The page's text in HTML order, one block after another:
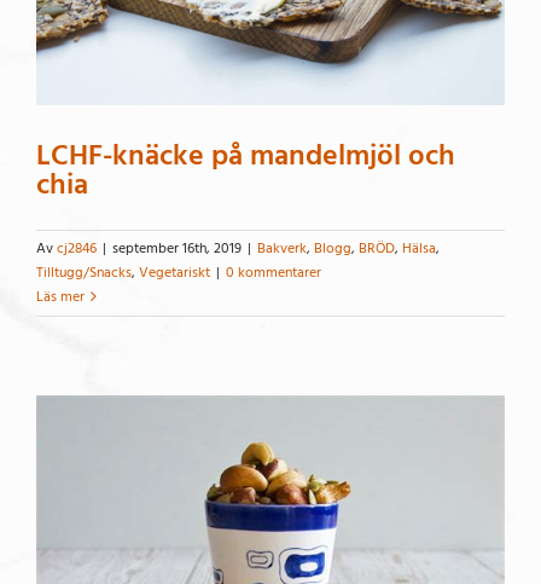
LCHF-knäcke på mandelmjöl och
chia
Avcj2846 | september 16th, 2019 | Bakverk, Blogg, BRÖD, Hälsa,
Tilltugg/Snacks, Vegetariskt | 0 kommentarer
Läs mer